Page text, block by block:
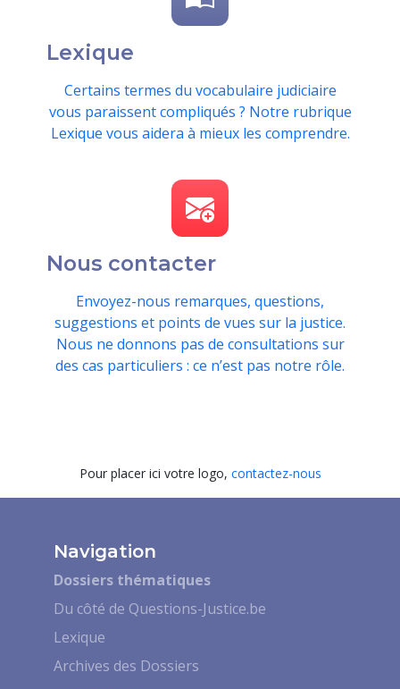
Lexique
Certains termes du vocabulaire judiciaire
vous paraissent compliqués ? Notre rubrique
Lexique vous aidera à mieux les comprendre.
Nous contacter
Envoyez-nous remarques, questions,
suggestions et points de vues sur la justice.
Nous ne donnons pas de consultations sur
des cas particuliers : ce n’est pas notre rôle.
Pour placer ici votre logo, contactez-nous
Navigation
Dossiers thématiques
Du côté de Questions-Justice.be
Lexique
Archives des Dossiers